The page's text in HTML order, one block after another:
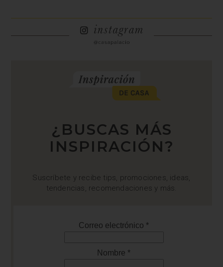
¿BUSCAS MÁS
INSPIRACIÓN?
Suscríbete y recibe tips, promociones, ideas,
tendencias, recomendaciones y más.